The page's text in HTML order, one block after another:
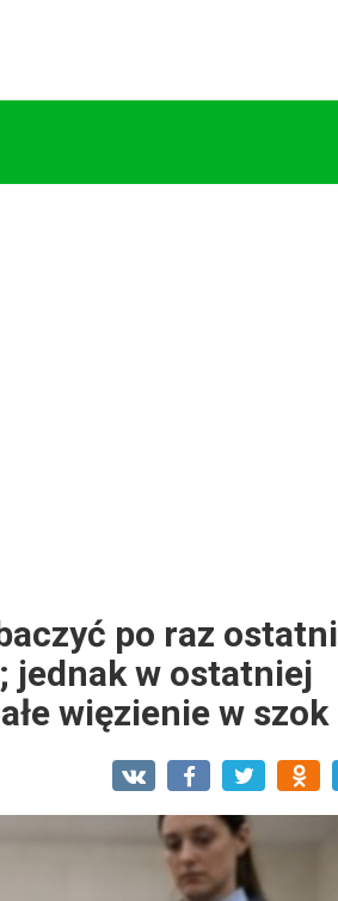
po raz ostatni
jednak w ostatniej
więzienie w szok